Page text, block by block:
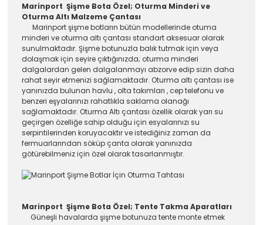
Marinport Şişme Bota Özel; Oturma Minderi ve
Oturma Altı Malzeme Çantası
Marinport şişme botların bütün modellerinde otuma
minderi ve oturma altı çantası standart aksesuar olarak
sunulmaktadır. Şişme botunuzla balık tutmak için veya
dolaşmak için seyire çıktığınızda; oturma minderi
dalgalardan gelen dalgalanmayı abzorve edip sizin daha
rahat seyir etmenizi sağlamaktadır. Oturma altı çantası ise
yanınızda bulunan havlu , olta takımları , cep telefonu ve
benzeri eşyalarınızı rahatlıkla saklama olanağı
sağlamaktadır. Oturma Altı çantası özellik olarak yarı su
geçirgen özelliğe sahip olduğu için esyalarınızı su
serpintilerinden koruyacaktır ve istediğiniz zaman da
fermuarlarından söküp çanta olarak yanınızda
götürebilmeniz için özel olarak tasarlanmıştır.
Marinport Şişme Bota Özel; Tente Takma Aparatları
Güneşli havalarda şişme botunuza tente monte etmek